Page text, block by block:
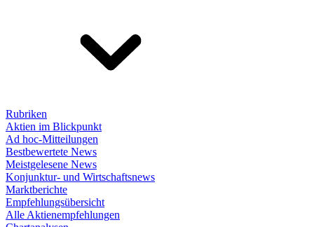
Rubriken
Aktien im Blickpunkt
Ad hoc-Mitteilungen
Bestbewertete News
Meistgelesene News
Konjunktur- und Wirtschaftsnews
Marktberichte
Empfehlungsübersicht
Alle Aktienempfehlungen